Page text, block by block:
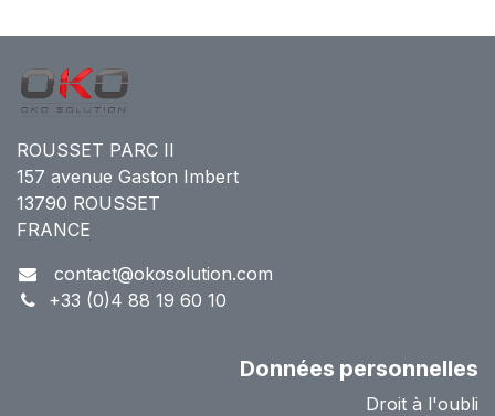
ROUSSET PARC II
157 avenue Gaston Imbert
13790 ROUSSET
FRANCE
contact@okosolution.com
+33 (0)4 88 19 60 10
Données personnelles
Droit à l'oubli